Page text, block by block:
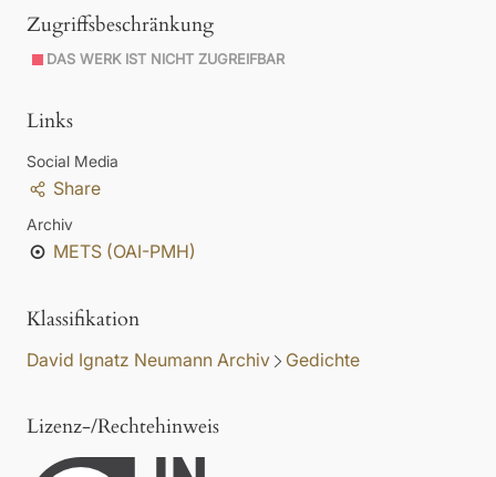
Zugriffsbeschränkung
DAS WERK IST NICHT ZUGREIFBAR
Links
Social Media
Share
Archiv
METS (OAI-PMH)
Klassifikation
David Ignatz Neumann Archiv Gedichte
Lizenz-/Rechtehinweis